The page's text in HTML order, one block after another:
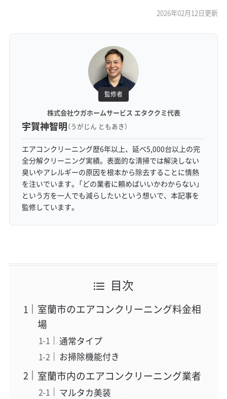
2026年02月12日更新
監修者
株式会社ウガホームサービス エタククミ代表
宇賀神智明（うがじん ともあき）
エアコンクリーニング歴6年以上、延べ5,000台以上の完
全分解クリーニング実績。表面的な清掃では解決しない
臭いやアレルギーの原因を根本から除去することに情熱
を注いでいます。「どの業者に頼めばいいかわからない」
という方を一人でも減らしたいという想いで、本記事を
監修しています。
目次
室蘭市のエアコンクリーニング料金相
場
通常タイプ
お掃除機能付き
室蘭市内のエアコンクリーニング業者
マルタカ美装